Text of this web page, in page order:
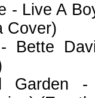
- Live A
Cover)
Bette
Garden